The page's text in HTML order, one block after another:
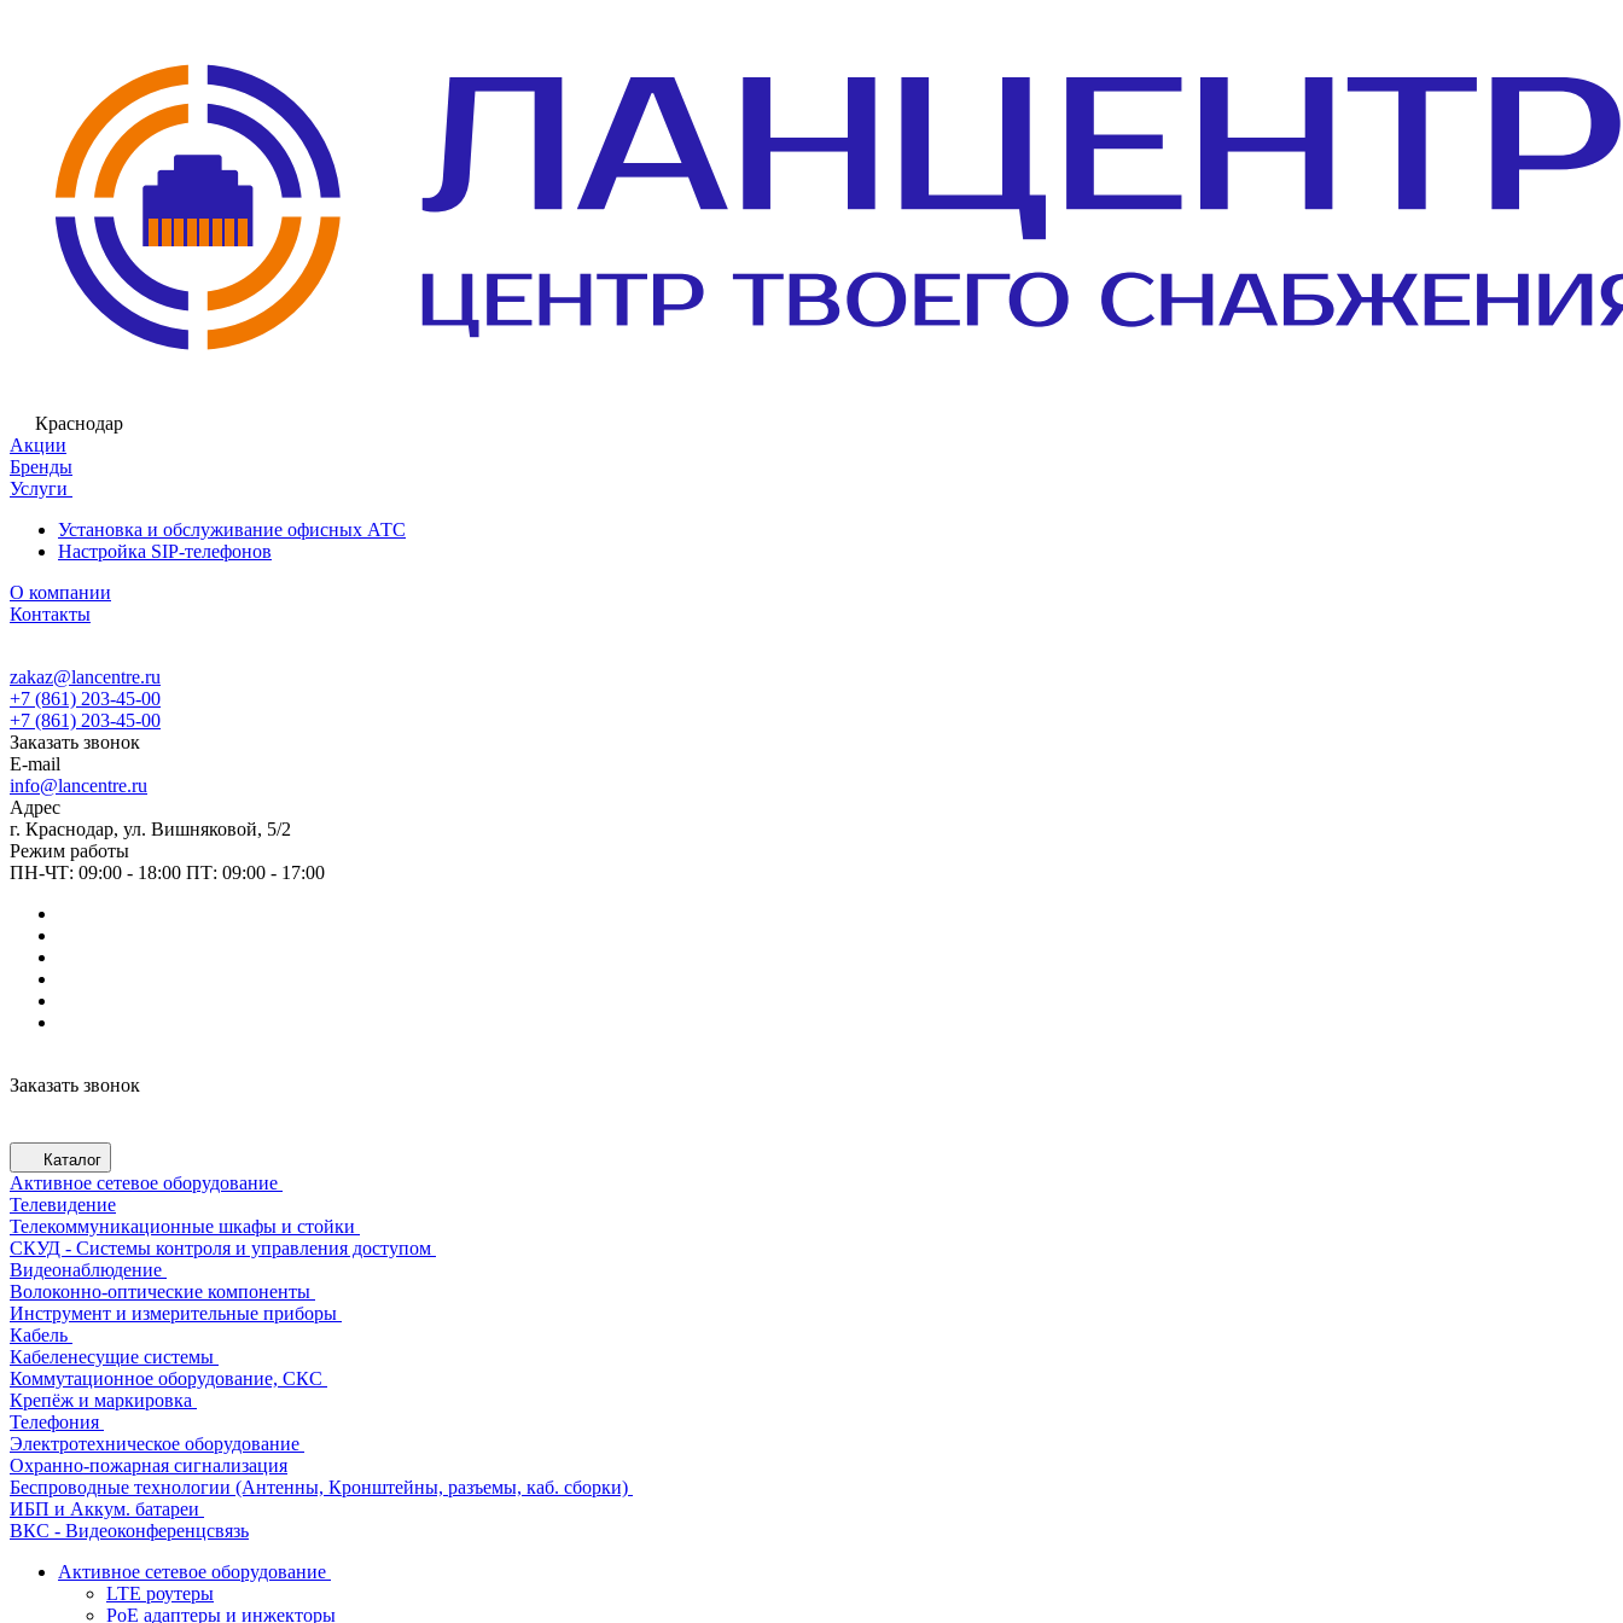
Краснодар
Акции
Бренды
Услуги
Установка и обслуживание офисных АТС
Настройка SIP-телефонов
О компании
Контакты
zakaz@lancentre.ru
+7 (861) 203-45-00
+7 (861) 203-45-00
Заказать звонок
E-mail
info@lancentre.ru
Адрес
г. Краснодар, ул. Вишняковой, 5/2
Режим работы
ПН-ЧТ: 09:00 - 18:00 ПТ: 09:00 - 17:00
Заказать звонок
Каталог
Активное сетевое оборудование
Телевидение
Телекоммуникационные шкафы и стойки
СКУД - Системы контроля и управления доступом
Видеонаблюдение
Волоконно-оптические компоненты
Инструмент и измерительные приборы
Кабель
Кабеленесущие системы
Коммутационное оборудование, СКС
Крепёж и маркировка
Телефония
Электротехническое оборудование
Охранно-пожарная сигнализация
Беспроводные технологии (Антенны, Кронштейны, разъемы, каб. сборки)
ИБП и Аккум. батареи
ВКС - Видеоконференцсвязь
Активное сетевое оборудование
LTE роутеры
PoE адаптеры и инжекторы